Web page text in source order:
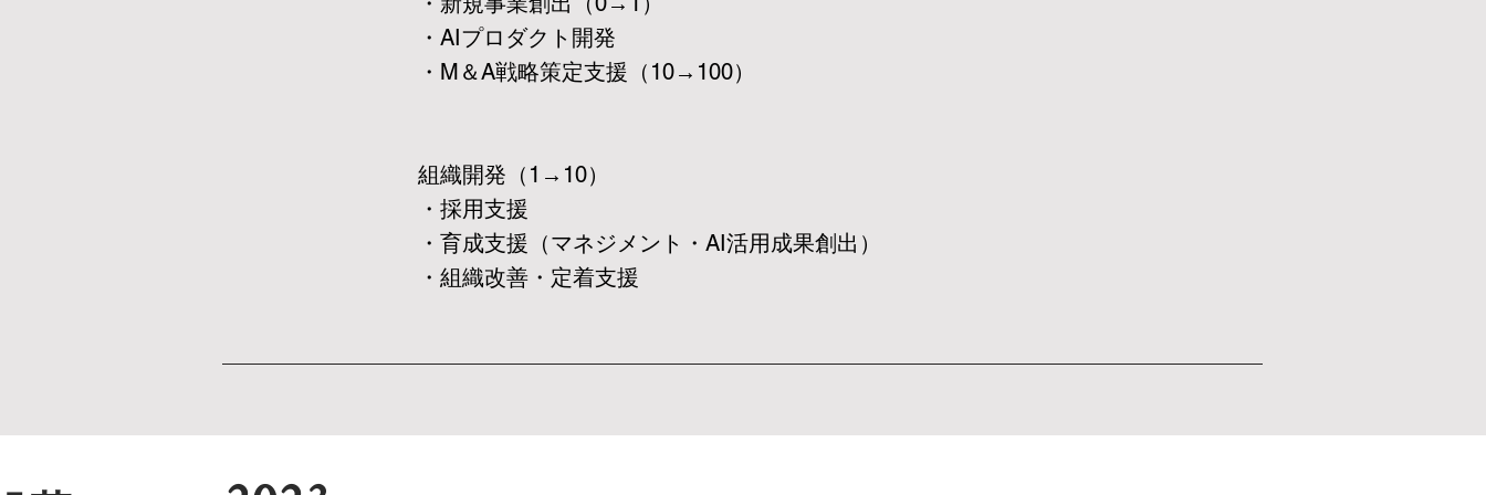
・AIプロダクト開発
・M＆A戦略策定支援（10→100）
組織開発（1→10）
・採用支援
・育成支援（マネジメント・AI活用成果創出）
・組織改善・定着支援